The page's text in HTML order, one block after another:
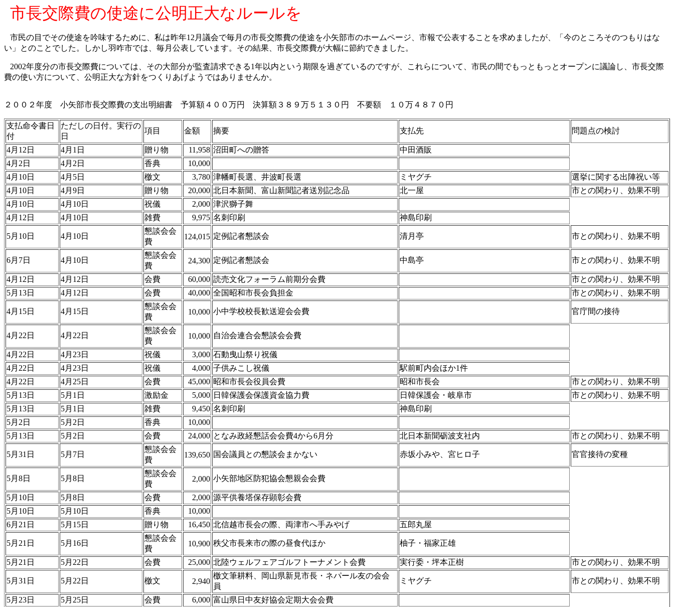
市長交際費の使途に公明正大なルールを
市民の目でその使途を吟味するために、私は昨年12 月議会で毎月の市長交際費の使途を小矢部市のホームページ、市報で公表することを求めましたが、「今のところそのつもりはな
い」とのことでした。しかし羽咋市では、毎月公表しています。その結果、市長交際費が大幅に節約できました。
2002年度分の市長交際費については、その大部分が監査請求できる1年以内という期限を過ぎているのですが、これらについて、市民の間でもっともっとオープンに議論し、市長交際
費の使い方について、公明正大な方針をつくりあげようではありませんか。
２００２年度 小矢部市長交際費の支出明細書 予算額４００万円 決算額３８９万５１３０円 不要額 １０万４８７０円
支払命令書日
付
ただしの日付。実行の
日
項目 金額 摘要 支払先 問題点の検討
4月12日 4月1日 贈り物 11,958 沼田町への贈答
中田酒販
4月2日
4月2日 香典
10,000
4月10日
4月5日 檄文 3,780 津幡町長選、井波町長選 ミヤグチ
選挙に関する出陣祝い等
4月10日
4月9日 贈り物 20,000 北日本新聞、富山新聞記者送別記念品 北一屋
市との関わり、効果不明
4月10日
4月10日 祝儀 2,000 津沢獅子舞
4月12日
4月10日 雑費 9,975 名刺印刷 神島印刷
5月10日 4月10日
懇談会会
費
124,015 定例記者懇談会 清月亭 市との関わり、効果不明
6月7日 4月10日
懇談会会
費
24,300 定例記者懇談会 中島亭 市との関わり、効果不明
4月12日 4月12日 会費 60,000 読売文化フォーラム前期分会費
市との関わり、効果不明
5月13日
4月12日 会費 40,000 全国昭和市長会負担金 市との関わり、効果不明
4月15日 4月15日
懇談会会
費
10,000 小中学校校長歓送迎会会費 官庁間の接待
4月22日 4月22日
懇談会会
費
10,000 自治会連合会懇談会会費
4月22日 4月23日 祝儀 3,000 石動曳山祭り祝儀
4月22日
4月23日 祝儀 4,000 子供みこし祝儀
駅前町内会ほか1件
4月22日
4月25日 会費 45,000 昭和市長会役員会費 昭和市長会
市との関わり、効果不明
5月13日
5月1日 激励金 5,000 日韓保護会保護資金協力費 日韓保護会・岐阜市
市との関わり、効果不明
5月13日
5月1日 雑費 9,450 名刺印刷
神島印刷
5月2日
5月2日 香典
10,000
5月13日
5月2日 会費 24,000 となみ政経懇話会会費4から6月分 北日本新聞砺波支社内 市との関わり、効果不明
5月31日 5月7日
懇談会会
費
139,650 国会議員との懇談会まかない 赤坂小みや、宮ヒロ子 官官接待の変種
5月8日 5月8日
懇談会会
費
2,000 小矢部地区防犯協会懇親会会費
5月10日 5月8日 会費 2,000 源平供養塔保存顕彰会費
5月10日
5月10日 香典
10,000
6月21日
5月15日 贈り物 16,450 北信越市長会の際、両津市へ手みやげ 五郎丸屋
5月21日 5月16日
懇談会会
費
10,900 秩父市長来市の際の昼食代ほか 柚子・福家正雄
5月21日 5月22日 会費 25,000 北陸ウェルフェアゴルフトーナメント会費 実行委・坪本正樹 市との関わり、効果不明
5月31日 5月22日 檄文 2,940
檄文筆耕料、岡山県新見市長・ネパール友の会会
員
ミヤグチ 市との関わり、効果不明
5月23日 5月25日 会費 6,000 富山県日中友好協会定期大会会費